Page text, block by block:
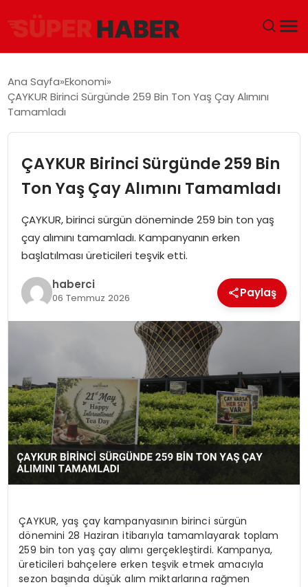
GÜNDEM
EĞITIM
MAGAZIN
SAĞLIK
SIYASET
TEKNOLOJI
YAŞAM
Ana Sayfa Ekonomi
ÇAYKUR Birinci Sürgünde 259 Bin Ton Yaş Çay Alımını
Tamamladı
ÇAYKUR Birinci Sürgünde 259 Bin
Ton Yaş Çay Alımını Tamamladı
ÇAYKUR, birinci sürgün döneminde 259 bin ton yaş
çay alımını tamamladı. Kampanyanın erken
başlatılması üreticileri teşvik etti.
haberci
06 Temmuz 2026 Paylaş
ÇAYKUR, yaş çay kampanyasının birinci sürgün
dönemini 28 Haziran itibarıyla tamamlayarak toplam
259 bin ton yaş çay alımı gerçekleştirdi. Kampanya,
üreticileri bahçelere erken teşvik etmek amacıyla
sezon başında düşük alım miktarlarına rağmen